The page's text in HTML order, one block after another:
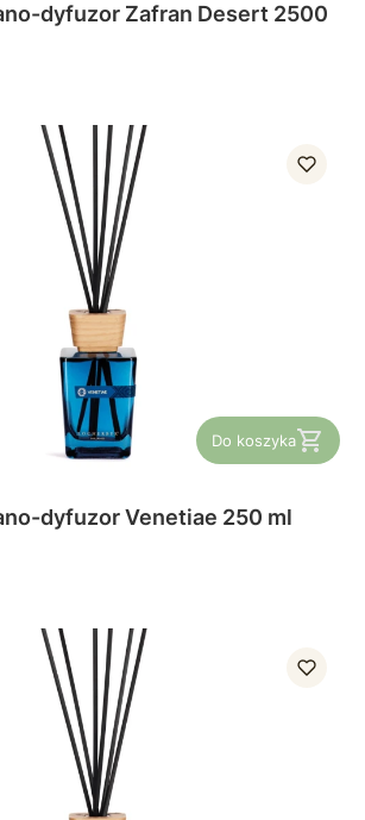
dyfuzor Zafran Desert 2500
Do koszyka
dyfuzor Venetiae 250 ml